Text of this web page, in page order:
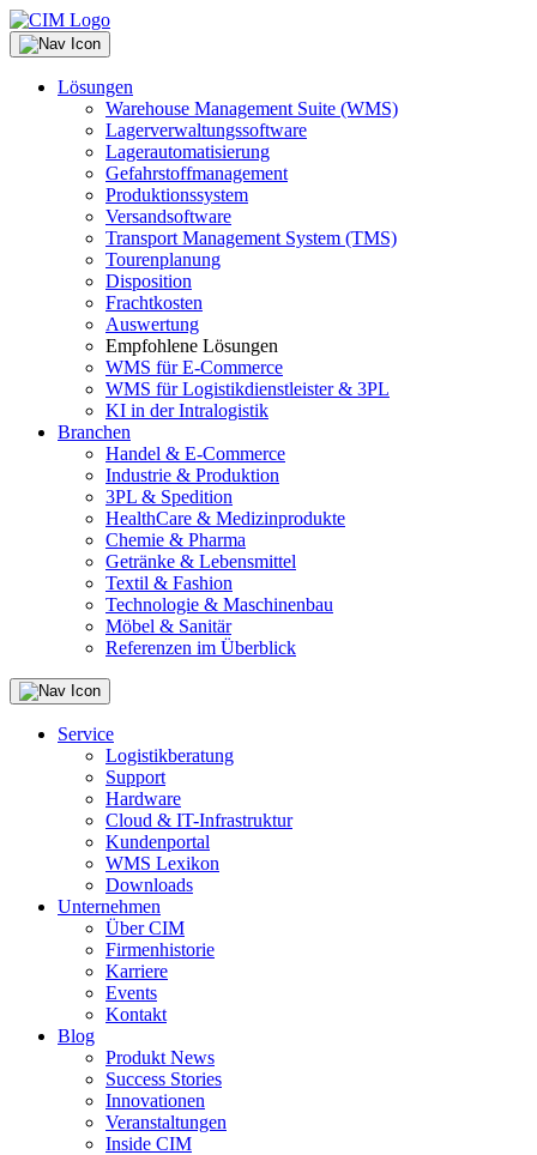
Lösungen
Warehouse Management Suite (WMS)
Lagerverwaltungssoftware
Lagerautomatisierung
Gefahrstoffmanagement
Produktionssystem
Versandsoftware
Transport Management System (TMS)
Tourenplanung
Disposition
Frachtkosten
Auswertung
Empfohlene Lösungen
WMS für E-Commerce
WMS für Logistikdienstleister & 3PL
KI in der Intralogistik
Branchen
Handel & E-Commerce
Industrie & Produktion
3PL & Spedition
HealthCare & Medizinprodukte
Chemie & Pharma
Getränke & Lebensmittel
Textil & Fashion
Technologie & Maschinenbau
Möbel & Sanitär
Referenzen im Überblick
Service
Logistikberatung
Support
Hardware
Cloud & IT-Infrastruktur
Kundenportal
WMS Lexikon
Downloads
Unternehmen
Über CIM
Firmenhistorie
Karriere
Events
Kontakt
Blog
Produkt News
Success Stories
Innovationen
Veranstaltungen
Inside CIM